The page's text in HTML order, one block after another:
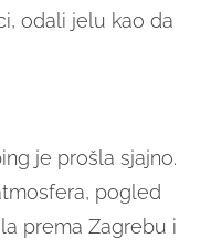
odali jelu kao da
je prošla sjajno.
pogled
prema Zagrebu i